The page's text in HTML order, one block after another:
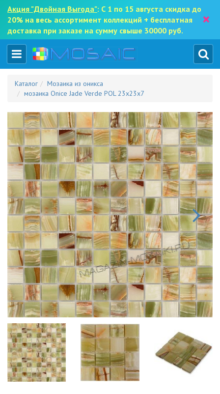
Акция "Двойная Выгода": С 1 по 15 августа скидка до
20% на весь ассортимент коллекций + бесплатная
доставка при заказе на сумму свыше 30000 руб.
×
Каталог
Мозаика из оникса
мозаика Onice Jade Verde POL 23x23x7